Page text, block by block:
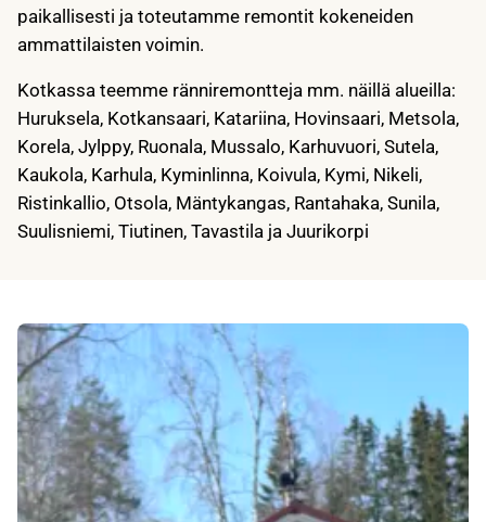
paikallisesti ja toteutamme remontit kokeneiden
ammattilaisten voimin.
Kotkassa teemme ränniremontteja mm. näillä alueilla:
Huruksela, Kotkansaari, Katariina, Hovinsaari, Metsola,
Korela, Jylppy, Ruonala, Mussalo, Karhuvuori, Sutela,
Kaukola, Karhula, Kyminlinna, Koivula, Kymi, Nikeli,
Ristinkallio, Otsola, Mäntykangas, Rantahaka, Sunila,
Suulisniemi, Tiutinen, Tavastila ja Juurikorpi